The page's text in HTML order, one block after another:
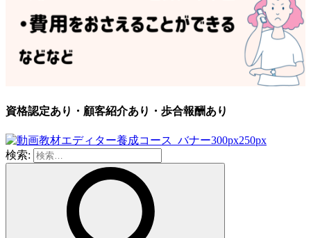
資格認定あり・顧客紹介あり・歩合報酬あり
検索: